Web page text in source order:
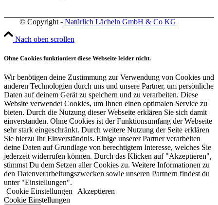
© Copyright -Natürlich Lächeln GmbH & Co KG
Nach oben scrollen
Ohne Cookies funktioniert diese Webseite leider nicht.
Wir benötigen deine Zustimmung zur Verwendung von Cookies und
anderen Technologien durch uns und unsere Partner, um persönliche
Daten auf deinem Gerät zu speichern und zu verarbeiten. Diese
Website verwendet Cookies, um Ihnen einen optimalen Service zu
bieten. Durch die Nutzung dieser Webseite erklären Sie sich damit
einverstanden. Ohne Cookies ist der Funktionsumfang der Webseite
sehr stark eingeschränkt. Durch weitere Nutzung der Seite erklären
Sie hierzu Ihr Einverständnis. Einige unserer Partner verarbeiten
deine Daten auf Grundlage von berechtigtem Interesse, welches Sie
jederzeit widerrufen können. Durch das Klicken auf "Akzeptieren",
stimmst Du dem Setzen aller Cookies zu. Weitere Informationen zu
den Datenverarbeitungszwecken sowie unseren Partnern findest du
unter "Einstellungen".
Cookie Einstellungen Akzeptieren
Cookie Einstellungen